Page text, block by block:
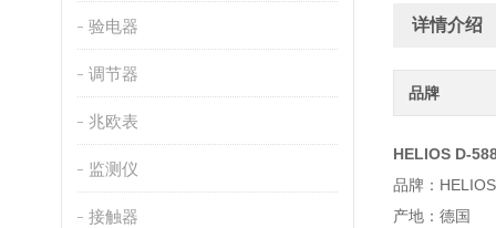
验电器
调节器
兆欧表
监测仪
接触器
详情介绍
品牌
HELIOS D-
品牌：HELIOS
产地：德国